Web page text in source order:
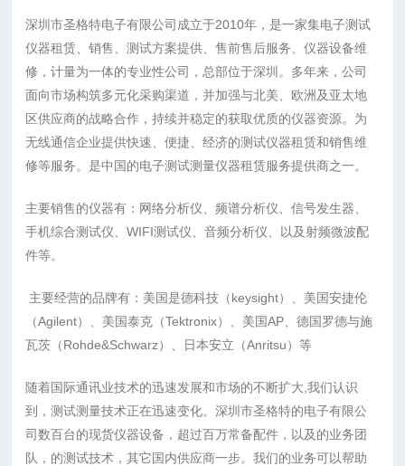
深圳市圣格特电子有限公司成立于2010年，是一家集电子测试
仪器租赁、销售、测试方案提供、售前售后服务、仪器设备维
修，计量为一体的专业性公司，总部位于深圳。多年来，公司
面向市场构筑多元化采购渠道，并加强与北美、欧洲及亚太地
区供应商的战略合作，持续并稳定的获取优质的仪器资源。为
无线通信企业提供快速、便捷、经济的测试仪器租赁和销售维
修等服务。是中国的电子测试测量仪器租赁服务提供商之一。
主要销售的仪器有：网络分析仪、频谱分析仪、信号发生器、
手机综合测试仪、WIFI测试仪、音频分析仪、以及射频微波配
件等。
主要经营的品牌有：美国是德科技（keysight）、美国安捷伦
（Agilent）、美国泰克（Tektronix）、美国AP、德国罗德与施
瓦茨（Rohde&Schwarz）、日本安立（Anritsu）等
随着国际通讯业技术的迅速发展和市场的不断扩大,我们认识
到，测试测量技术正在迅速变化。深圳市圣格特的电子有限公
司数百台的现货仪器设备，超过百万常备配件，以及的业务团
队，的测试技术，其它国内供应商一步。我们的业务可以帮助